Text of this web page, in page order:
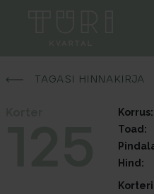
TAGASI HINNAKIRJA
Korrus:
Toad:
Hind: